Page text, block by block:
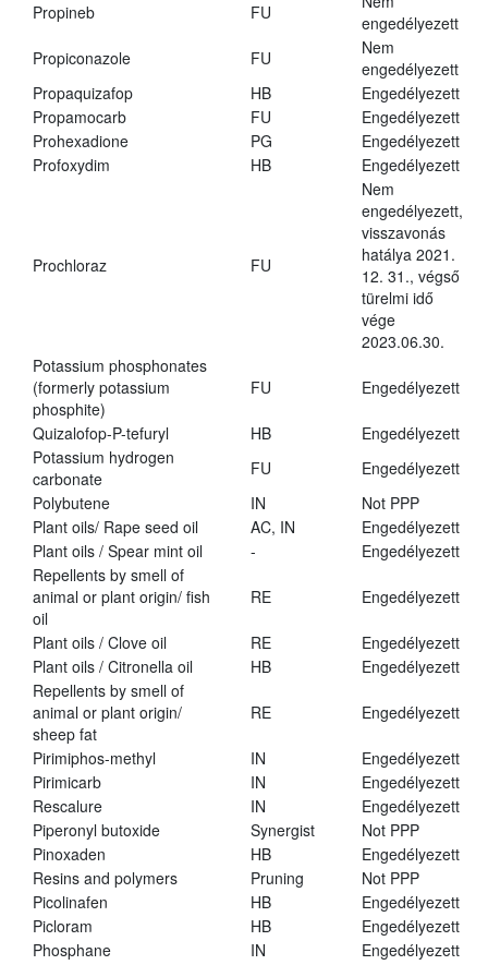
Propineb
FU
engedélyezett
Propiconazole
FU
Nem
engedélyezett
Propaquizafop
HB
Engedélyezett
Propamocarb
FU
Engedélyezett
Prohexadione
PG
Engedélyezett
Profoxydim
HB Engedélyezett
Prochloraz FU
Nem
engedélyezett,
visszavonás
hatálya 2021.
12. 31., végső
türelmi idő
vége
2023.06.30.
Potassium phosphonates
(formerly potassium
phosphite)
FU Engedélyezett
Quizalofop-P-tefuryl HB
Engedélyezett
Potassium hydrogen
carbonate
FU
Engedélyezett
Polybutene
IN
Not PPP
Plant oils/ Rape seed oil
AC, IN
Engedélyezett
Plant oils / Spear mint oil
-
Engedélyezett
Repellents by smell of
animal or plant origin/ fish
oil
RE Engedélyezett
Plant oils / Clove oil RE
Engedélyezett
Plant oils / Citronella oil
HB
Engedélyezett
Repellents by smell of
animal or plant origin/
sheep fat
RE Engedélyezett
Pirimiphos-methyl IN
Engedélyezett
Pirimicarb
IN
Engedélyezett
Rescalure
IN
Engedélyezett
Piperonyl butoxide
Synergist
Not PPP
Pinoxaden
HB
Engedélyezett
Resins and polymers
Pruning
Not PPP
Picolinafen
HB
Engedélyezett
Picloram
HB
Engedélyezett
Phosphane
IN
Engedélyezett